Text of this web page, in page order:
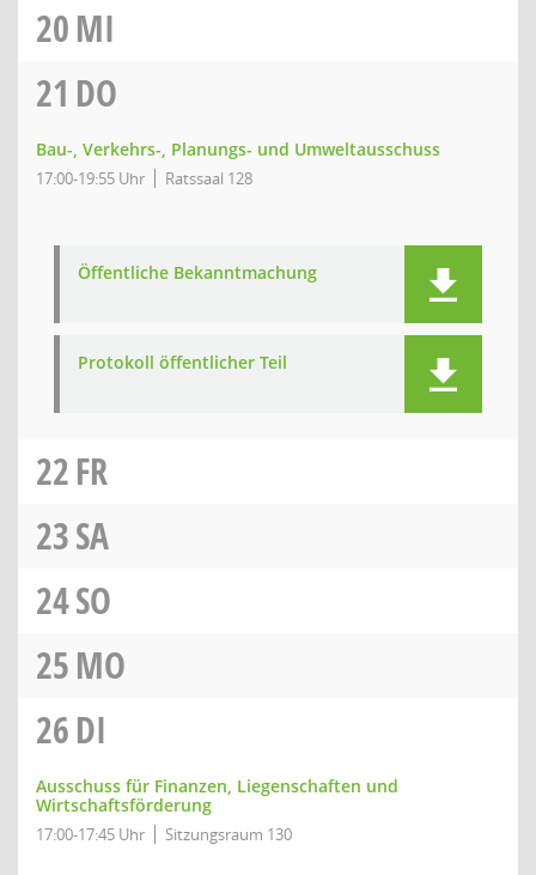
20MI
21 DO
Bau-, Verkehrs-, Planungs- und Umweltausschuss
17:00-19:55 Uhr Ratssaal 128
Öffentliche Bekanntmachung
Protokoll öffentlicher Teil
22FR
23SA
24SO
25MO
26DI
Ausschuss für Finanzen, Liegenschaften und
Wirtschaftsförderung
17:00-17:45 Uhr Sitzungsraum 130